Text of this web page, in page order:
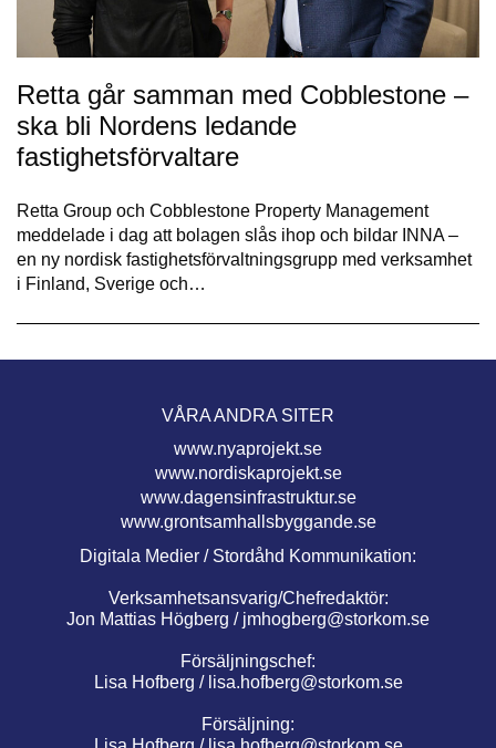
Retta går samman med Cobblestone –
ska bli Nordens ledande
fastighetsförvaltare
Retta Group och Cobblestone Property Management
meddelade i dag att bolagen slås ihop och bildar INNA –
en ny nordisk fastighetsförvaltningsgrupp med verksamhet
i Finland, Sverige och…
VÅRA ANDRA SITER
www.nyaprojekt.se
www.nordiskaprojekt.se
www.dagensinfrastruktur.se
www.grontsamhallsbyggande.se
Digitala Medier / Stordåhd Kommunikation:
Verksamhetsansvarig/Chefredaktör:
Jon Mattias Högberg / jmhogberg@storkom.se
Försäljningschef:
Lisa Hofberg / lisa.hofberg@storkom.se
Försäljning: